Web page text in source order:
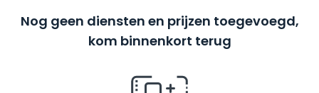
Nog geen diensten en prijzen toegevoegd,
kom binnenkort terug